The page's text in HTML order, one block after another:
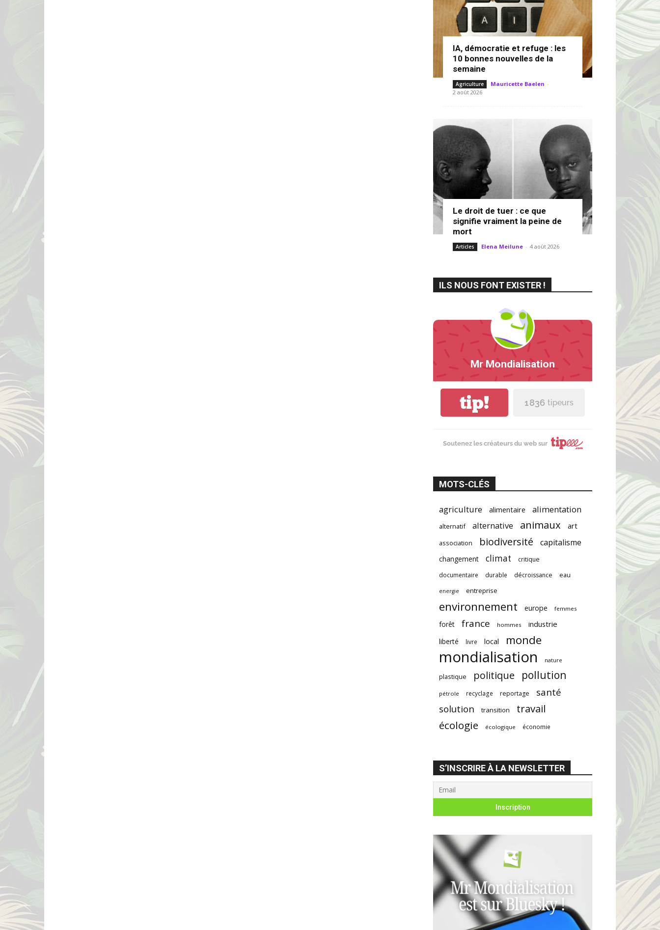
IA, démocratie et refuge : les
10 bonnes nouvelles de la
semaine
Agriculture Mauricette Baelen -
2 août 2026
Le droit de tuer : ce que
signifie vraiment la peine de
mort
Articles Elena Meilune - 4 août 2026
ILS NOUS FONT EXISTER !
Mr Mondialisation
tip! 1 836 tipeurs
Soutenez les créateurs du web sur
MOTS-CLÉS
agriculture alimentaire alimentation
alternatif alternative animaux art
association biodiversité capitalisme
changement climat
critique
documentaire
durable décroissance eau
energie entreprise
environnement europe femmes
forêt france hommes industrie
liberté livre local monde
mondialisation nature
plastique politique pollution
pétrole recyclage reportage
santé
solution
transition
travail
écologie
écologique économie
S’INSCRIRE À LA NEWSLETTER